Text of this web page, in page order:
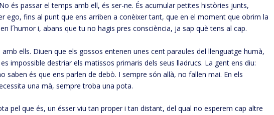
és passar el temps amb ell, és ser-ne. És acumular petites històries junts,
ego, fins al punt que ens arriben a conèixer tant, que en el moment que obrim la
l´humor i, abans que tu no hagis pres consciència, ja sap què tens al cap.
ells. Diuen que els gossos entenen unes cent paraules del llenguatge humà,
impossible destriar els matissos primaris dels seus lladrucs. La gent ens diu:
saben és que ens parlen de debò. I sempre són allà, no fallen mai. En els
una mà, sempre troba una pota.
pel que és, un ésser viu tan proper i tan distant, del qual no esperem cap altre